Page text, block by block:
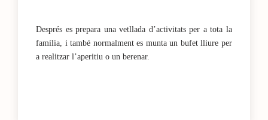
Després es prepara una vetllada d’activitats per a tota la
família, i també normalment es munta un bufet lliure per
a realitzar l’aperitiu o un berenar.